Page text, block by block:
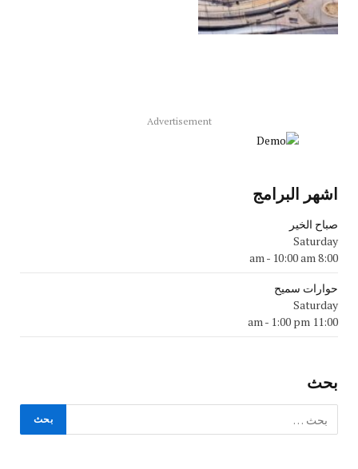
Advertisement
اشهر البرامج
صباح الخير
Saturday
8:00 am
- 10:00 am
حوارات سميح
Saturday
11:00 am
- 1:00 pm
بحث